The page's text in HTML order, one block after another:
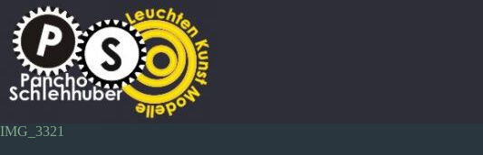
Inhalt
springen
IMG_3321